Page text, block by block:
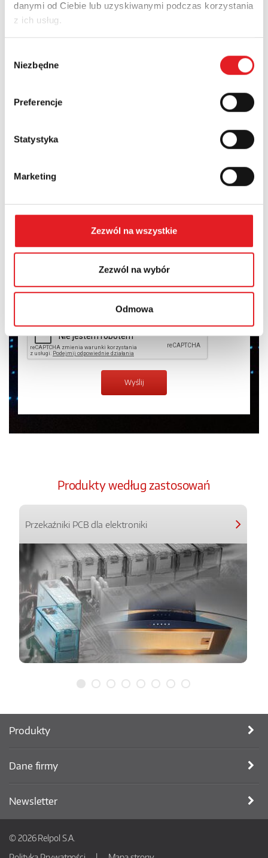
danymi od Ciebie lub uzyskiwanymi podczas korzystania
z ich usług.
zgody
Niezbędne
Preferencje
Statystyka
Marketing
Zezwól na wszystkie
Zezwól na wybór
Odmowa
Nazwa firmy:
Numer telefonu:
Województwo:
Wyrażam zgodę na przetwarzanie moich danych
osobowych przez Relpol S.A. Więcej informacji na temat
przetwarzania danych osobowych wPolityce prywatności.
Zapoznałem z treściąPolityki Prywatności*
Produkty według zastosowań
Przekaźniki PCB dla elektroniki
Produkty
Dane firmy
Newsletter
© 2026 Relpol S.A.